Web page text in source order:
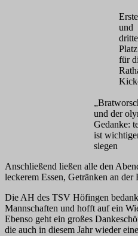
und
Platz
für
und der
Gedanke:
ist
siegen
Anschließend ließen alle den
leckerem Essen, Getränken an
Die AH des TSV Höfingen
Mannschaften und hofft auf ein
Ebenso geht ein großes
die auch in diesem Jahr wieder